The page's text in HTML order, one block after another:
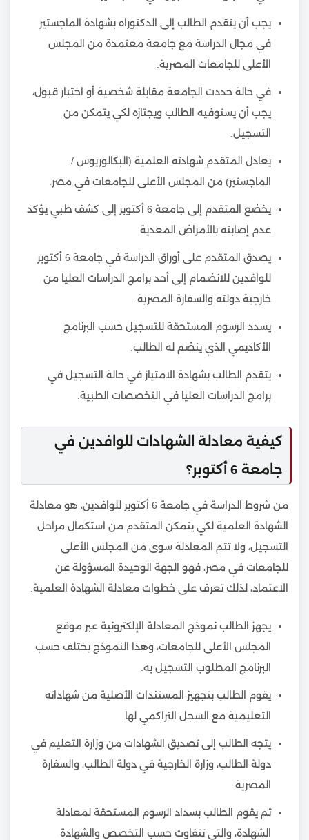
يجب أن يتقدم الطالب إلى الدكتوراه بشهادة الماجستير
في مجال الدراسة مع جامعة معتمدة من المجلس
الأعلى للجامعات المصرية.
في حالة حددت الجامعة مقابلة شخصية أو اختبار قبول،
يجب أن يستوفيه الطالب ويجتازه لكي يتمكن من
التسجيل.
يعادل المتقدم شهادته العلمية (البكالوريوس /
الماجستير) من المجلس الأعلى للجامعات في مصر.
يخضع المتقدم إلى جامعة 6 أكتوبر إلى كشف طبي يؤكد
عدم إصابته بالأمراض المعدية.
يصدق المتقدم على أوراق الدراسة في جامعة 6 أكتوبر
للوافدين للانضمام إلى أحد برامج الدراسات العليا من
خارجية دولته والسفارة المصرية.
يسدد الرسوم المستحقة للتسجيل حسب البرنامج
الأكاديمي الذي ينضم له الطالب.
يتقدم الطالب بشهادة الامتياز في حالة التسجيل في
برامج الدراسات العليا في التخصصات الطبية.
كيفية معادلة الشهادات للوافدين في
جامعة 6 أكتوبر؟
من شروط الدراسة في جامعة 6 أكتوبر للوافدين، هو معادلة
الشهادة العلمية لكي يتمكن المتقدم من استكمال مراحل
التسجيل، ولا تتم المعادلة سوى من المجلس الأعلى
للجامعات في مصر، فهو الجهة الوحيدة المسؤولة عن
الاعتماد، لذلك تعرف على خطوات معادلة الشهادة العلمية:
يجهز الطالب نموذج المعادلة الإلكترونية عبر موقع
المجلس الأعلى للجامعات، وهذا النموذج يختلف حسب
البرنامج المطلوب التسجيل به.
يقوم الطالب بتجهيز المستندات الأصلية من شهاداته
التعليمية مع السجل التراكمي لها.
يتجه الطالب إلى تصديق الشهادات من وزارة التعليم في
دولة الطالب، وزارة الخارجية في دولة الطالب، والسفارة
المصرية.
ثم يقوم الطالب بسداد الرسوم المستحقة لمعادلة
الشهادة، والتي تتفاوت حسب التخصص والشهادة